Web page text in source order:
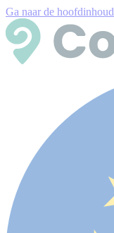
Ga naar de hoofdinhoud